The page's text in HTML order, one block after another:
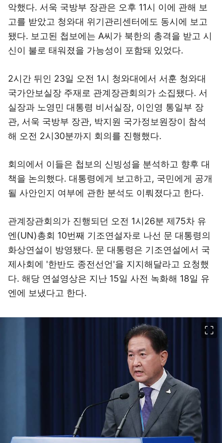
악했다. 서욱 국방부 장관은 오후 11시 이에 관해 보
고를 받았고 청와대 위기관리센터에도 동시에 보고
됐다. 보고된 첩보에는 A씨가 북한의 총격을 받고 시
신이 불로 태워졌을 가능성이 포함돼 있었다.
2시간 뒤인 23일 오전 1시 청와대에서 서훈 청와대
국가안보실장 주재로 관계장관회의가 소집됐다. 서
실장과 노영민 대통령 비서실장, 이인영 통일부 장
관, 서욱 국방부 장관, 박지원 국가정보원장이 참석
해 오전 2시30분까지 회의를 진행했다.
회의에서 이들은 첩보의 신빙성을 분석하고 향후 대
책을 논의했다. 대통령에게 보고하고, 국민에게 공개
될 사안인지 여부에 관한 분석도 이뤄졌다고 한다.
관계장관회의가 진행되던 오전 1시26분 제75차 유
엔(UN)총회 10번째 기조연설자로 나선 문 대통령의
화상연설이 방영됐다. 문 대통령은 기조연설에서 국
제사회에 '한반도 종전선언'을 지지해달라고 요청했
다. 해당 연설영상은 지난 15일 사전 녹화해 18일 유
엔에 보냈다고 한다.